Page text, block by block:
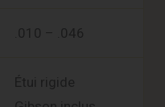
.010 – .046
Étui rigide